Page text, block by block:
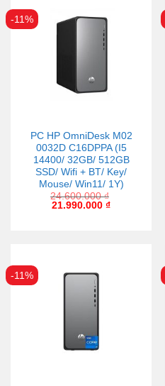
-11%
PC HP OmniDesk M02
0032D C16DPPA (I5
14400/ 32GB/ 512GB
SSD/ Wifi + BT/ Key/
Mouse/ Win11/ 1Y)
24.600.000₫
21.990.000 ₫
-11%